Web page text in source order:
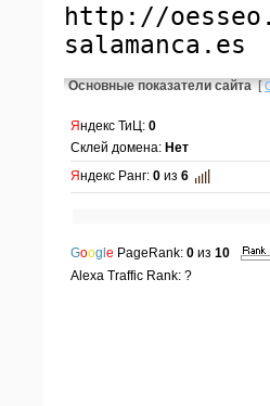
Основные показатели сайта [
Яндекс ТиЦ: 0
Склей домена: Нет
Яндекс Ранг: 0 из 6
Google PageRank: 0 из 10
Alexa Traffic Rank: ?